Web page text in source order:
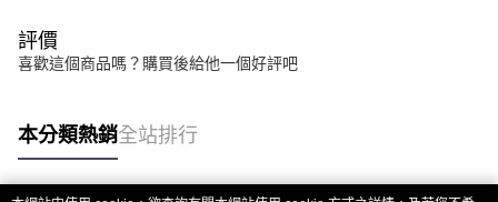
評價
喜歡這個商品嗎？購買後給他一個好評吧
本分類熱銷全站排行